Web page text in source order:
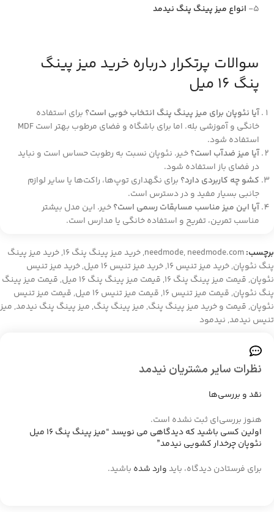
5- انواع میز پینگ پنگ نیدمد
سوالات پرتکرار درباره خرید میز پینگ
پنگ 16 میل
آیا نئوپان برای میز پینگ پنگ انتخاب خوبی است؟ برای استفاده
خانگی و آموزشی بله. اما برای باشگاه و فضای مرطوب بهتر است MDF
استفاده شود.
آیا میز ضدآب است؟خیر. نئوپان نسبت به رطوبت حساس است و نباید
در فضای باز استفاده شود.
کشو چه کاربردی دارد؟ برای نگهداری توپ‌ها، راکت‌ها یا سایر لوازم
جانبی بسیار مفید و در دسترس است.
آیا این میز مناسب مسابقات رسمی است؟خیر. این مدل بیشتر
مناسب تمرین، تفریح و استفاده خانگی یا مدارس است.
برچسب: needmode, needmode.com
,خرید میز پینگ پنگ 16 ,خرید میز پینگ
پنگ نئوپان,خرید میز تنیس 16 ,خرید میز تنیس 16 میل ,خرید میز تنیس
نئوپان, قیمت میز پینگ پنگ 16 , قیمت میز پینگ پنگ 16 میل , قیمت میز پینگ
پنگ نئوپان, قیمت میز تنیس 16 , قیمت میز تنیس 16 میل , قیمت میز تنیس
نئوپان, قیمت و خرید میز پینگ پنگ, میز پینگ پنگ, میز پینگ پنگ نیدمد, میز
تنیس نیدمد, نیدمود
نظرات سایر مشتریان نیدمد
نقد و بررسی‌ها
هنوز بررسی‌ای ثبت نشده است.
اولین کسی باشید که دیدگاهی می نویسد “میز پینگ پنگ 16 میل
نئوپان چرخدار کشویی نیدمد”
برای فرستادن دیدگاه، بایدوارد شده باشید.